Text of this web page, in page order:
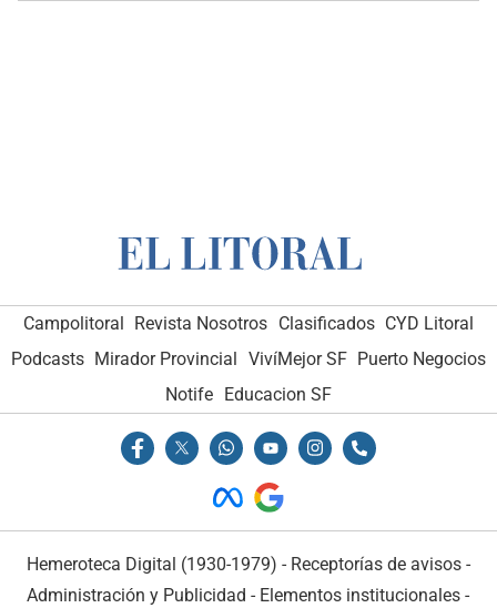
Campolitoral Revista Nosotros Clasificados CYD Litoral
Podcasts Mirador Provincial VivíMejor SF Puerto Negocios
Notife Educacion SF
Hemeroteca Digital (1930-1979) - Receptorías de avisos -
Administración y Publicidad - Elementos institucionales -